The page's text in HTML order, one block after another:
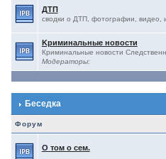
ДТП
сводки о ДТП, фотографии, видео,
Kриминальные новости
Криминальные новости
Модераторы:
Беседка
Форум
О том о сем.